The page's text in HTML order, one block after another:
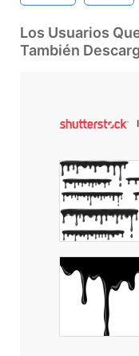
Los Usuarios
También